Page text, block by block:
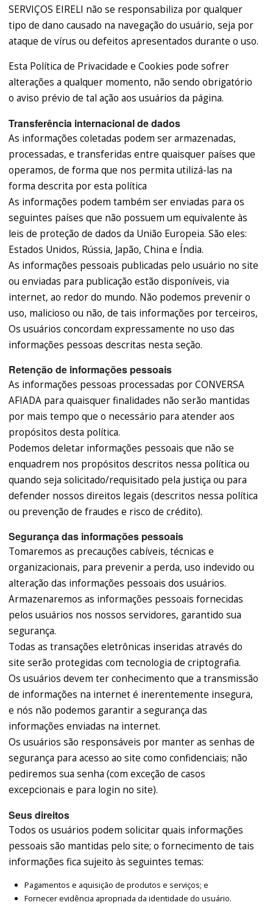
SERVIÇOS EIRELI não se responsabiliza por qualquer
tipo de dano causado na navegação do usuário, seja por
ataque de vírus ou defeitos apresentados durante o uso.
Esta Política de Privacidade e Cookies pode sofrer
alterações a qualquer momento, não sendo obrigatório
o aviso prévio de tal ação aos usuários da página.
Transferência internacional de dados
As informações coletadas podem ser armazenadas,
processadas, e transferidas entre quaisquer países que
operamos, de forma que nos permita utilizá-las na
forma descrita por esta política
As informações podem também ser enviadas para os
seguintes países que não possuem um equivalente às
leis de proteção de dados da União Europeia. São eles:
Estados Unidos, Rússia, Japão, China e Índia.
As informações pessoais publicadas pelo usuário no site
ou enviadas para publicação estão disponíveis, via
internet, ao redor do mundo. Não podemos prevenir o
uso, malicioso ou não, de tais informações por terceiros,
Os usuários concordam expressamente no uso das
informações pessoas descritas nesta seção.
Retenção de informações pessoais
As informações pessoas processadas por CONVERSA
AFIADA para quaisquer finalidades não serão mantidas
por mais tempo que o necessário para atender aos
propósitos desta política.
Podemos deletar informações pessoais que não se
enquadrem nos propósitos descritos nessa política ou
quando seja solicitado/requisitado pela justiça ou para
defender nossos direitos legais (descritos nessa política
ou prevenção de fraudes e risco de crédito).
Segurança das informações pessoais
Tomaremos as precauções cabíveis, técnicas e
organizacionais, para prevenir a perda, uso indevido ou
alteração das informações pessoais dos usuários.
Armazenaremos as informações pessoais fornecidas
pelos usuários nos nossos servidores, garantido sua
segurança.
Todas as transações eletrônicas inseridas através do
site serão protegidas com tecnologia de criptografia.
Os usuários devem ter conhecimento que a transmissão
de informações na internet é inerentemente insegura,
e nós não podemos garantir a segurança das
informações enviadas na internet.
Os usuários são responsáveis por manter as senhas de
segurança para acesso ao site como confidenciais; não
pediremos sua senha (com exceção de casos
excepcionais e para login no site).
Seus direitos
Todos os usuários podem solicitar quais informações
pessoais são mantidas pelo site; o fornecimento de tais
informações fica sujeito às seguintes temas:
Pagamentos e aquisição de produtos e serviços; e
Fornecer evidência apropriada da identidade do usuário.